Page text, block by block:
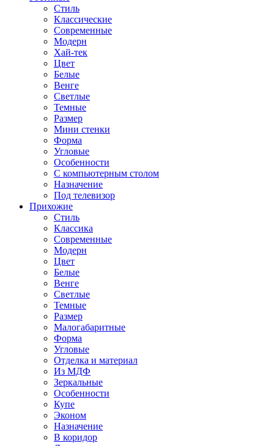
Стиль
Классические
Современные
Модерн
Хай-тек
Цвет
Белые
Венге
Светлые
Темные
Размер
Мини стенки
Форма
Угловые
Особенности
С компьютерным столом
Назначение
Под телевизор
Прихожие
Стиль
Классика
Современные
Модерн
Цвет
Белые
Венге
Светлые
Темные
Размер
Малогабаритные
Форма
Угловые
Отделка и материал
Из МДФ
Зеркальные
Особенности
Купе
Эконом
Назначение
В коридор